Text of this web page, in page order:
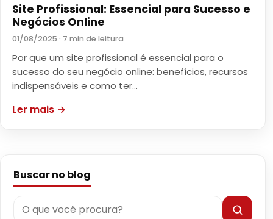
Site Profissional: Essencial para Sucesso e
Negócios Online
01/08/2025 · 7 min de leitura
Por que um site profissional é essencial para o
sucesso do seu negócio online: benefícios, recursos
indispensáveis e como ter…
Ler mais →
Buscar no blog